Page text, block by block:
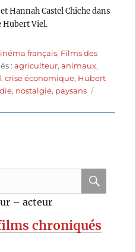
Hannah Castel Chiche dans
Hubert Viel.
français, Films des
:agriculteur,animaux,
,crise économique, Hubert
, nostalgie, paysans
– acteur
chroniqués